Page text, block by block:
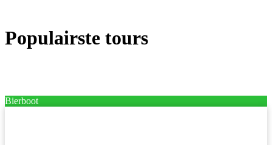
Populairste tours
Bierboot